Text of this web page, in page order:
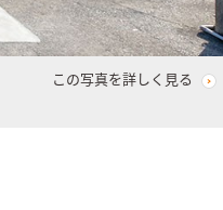
この写真を詳しく見る